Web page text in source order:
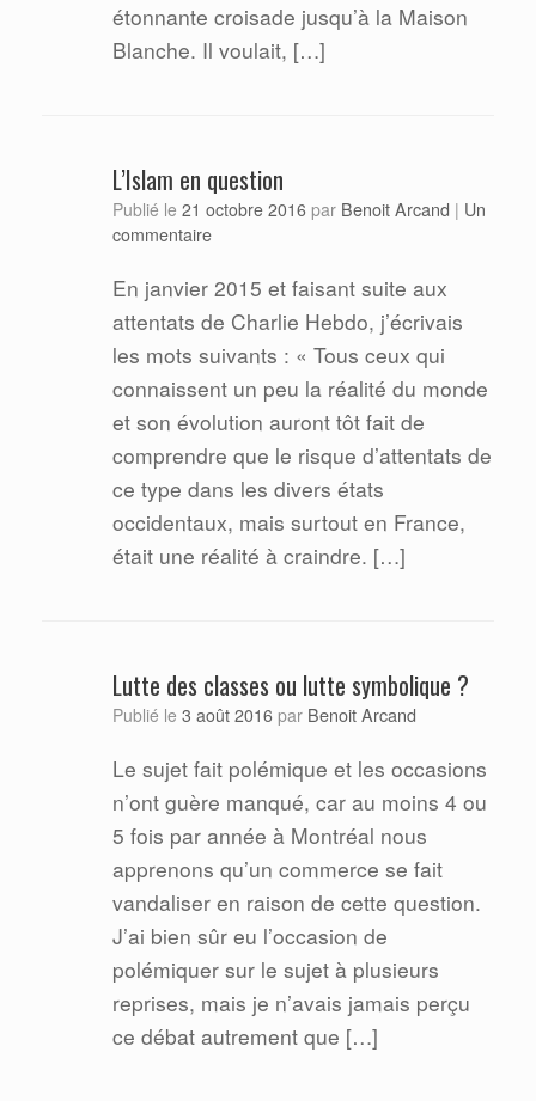
étonnante croisade jusqu’à la Maison
Blanche. Il voulait, […]
L’Islam en question
Publié le 21 octobre 2016 par Benoit Arcand | Un
commentaire
En janvier 2015 et faisant suite aux
attentats de Charlie Hebdo, j’écrivais
les mots suivants : « Tous ceux qui
connaissent un peu la réalité du monde
et son évolution auront tôt fait de
comprendre que le risque d’attentats de
ce type dans les divers états
occidentaux, mais surtout en France,
était une réalité à craindre. […]
Lutte des classes ou lutte symbolique ?
Publié le 3 août 2016 par Benoit Arcand
Le sujet fait polémique et les occasions
n’ont guère manqué, car au moins 4 ou
5 fois par année à Montréal nous
apprenons qu’un commerce se fait
vandaliser en raison de cette question.
J’ai bien sûr eu l’occasion de
polémiquer sur le sujet à plusieurs
reprises, mais je n’avais jamais perçu
ce débat autrement que […]